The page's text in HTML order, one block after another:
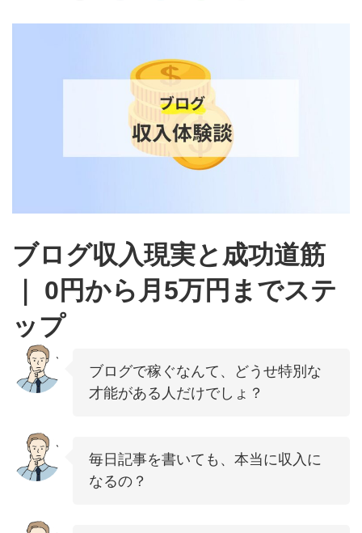
ブログ収入現実と成功道筋
｜ 0円から月5万円までステ
ップ
ブログで稼ぐなんて、どうせ特別な
才能がある人だけでしょ？
毎日記事を書いても、本当に収入に
なるの？